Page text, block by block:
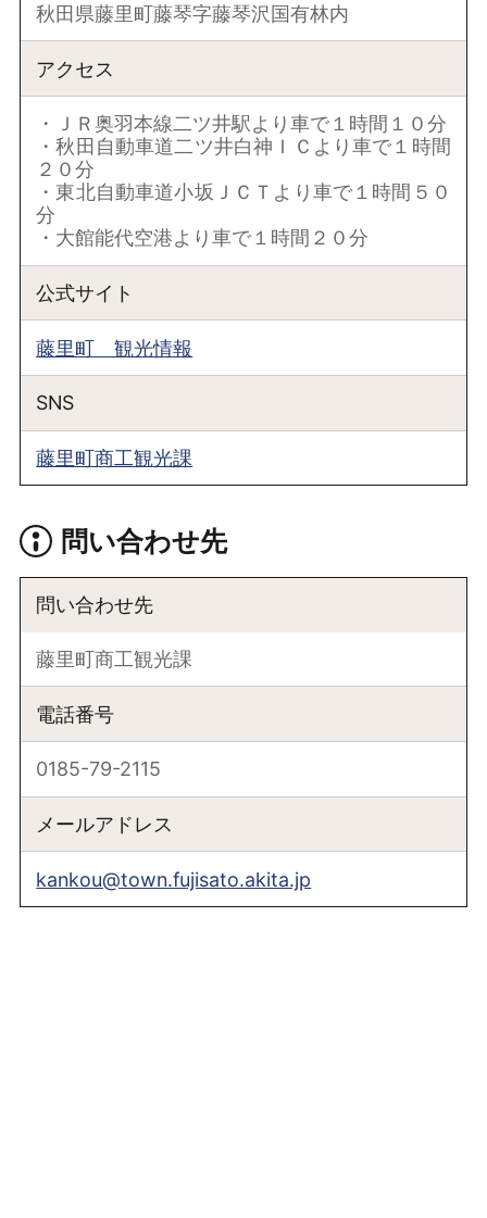
秋田県藤里町藤琴字藤琴沢国有林内
アクセス
・ＪＲ奥羽本線二ツ井駅より車で１時間１０分
・秋田自動車道二ツ井白神ＩＣより車で１時間
２０分
・東北自動車道小坂ＪＣＴより車で１時間５０
分
・大館能代空港より車で１時間２０分
公式サイト
藤里町 観光情報
SNS
藤里町商工観光課
問い合わせ先
問い合わせ先
藤里町商工観光課
電話番号
0185-79-2115
メールアドレス
kankou@town.fujisato.akita.jp